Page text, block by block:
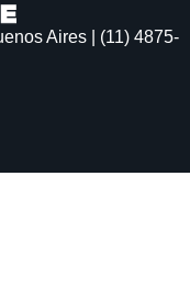
Aires | (11) 4875-